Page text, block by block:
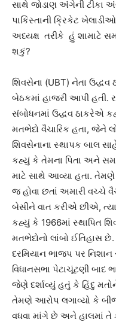
સાથે જોડાણ અંગેની ટીકા
પાકિસ્તાની ક્રિકેટ
અધ્યક્ષ તરીકે હું શામાટે
શકું?
શિવસેના (UBT) નેતા ઉદ્ધવ
બેઠકમાં હાજરી આપી હતી.
સંબોધનમાં ઉદ્ધવ ઠાકરેએ
મતભેદો વૈચારિક હતા, જેને
શિવસેનાના સ્થાપક બાલ
કહ્યું કે તેમના પિતા અને
માટે સાથે આવ્યા હતા.
જ હોવા છતાં અમારી વચ્ચે
બેસીને વાત કરીએ છીએ,
કહ્યું કે 1966માં સ્થાપિત
મતભેદોનો લાંબો ઈતિહાસ
દરમિયાન ભાજપ પર
વિધાનસભા પેટાચૂંટણી બાદ
જેણે દર્શાવ્યું હતું કે હિંદુ
તેમણે આરોપ લગાવ્યો કે
વધવા માંગે છે અને હાલમાં તે